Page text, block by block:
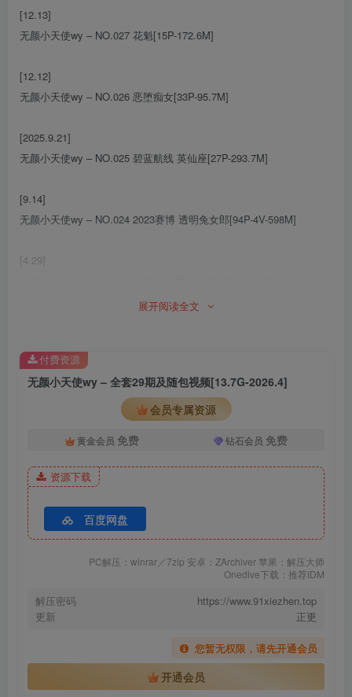
[12.13]
无颜小天使wy – NO.027 花魁[15P-172.6M]
[12.12]
无颜小天使wy – NO.026 恶堕痴女[33P-95.7M]
[2025.9.21]
无颜小天使wy – NO.025 碧蓝航线 英仙座[27P-293.7M]
[9.14]
无颜小天使wy – NO.024 2023赛博 透明兔女郎[94P-4V-598M]
[4.29]
[10.25更1]
无颜小天使wy – NO.021 开胸内衣私房[20P-86.8M]
[10.23更1]
无颜小天使wy – NO.020 OL今天的颜颜也不想加班 [75P+6V／
1.64GB]
[7.29更1]
无颜小天使wy – NO.019 黑旗袍[11P-95M]
[2023.6.30更1]
无颜小天使wy – NO.018 绝影[55P-444.6M]
[12.16更1]
无颜小天使wy – NO.017 戏水竞泳[62P-390.2M]
展开阅读全文
无颜小天使wy – 全套29期及随包视频[13.7G-2026.4]
会员专属资源
黄金会员 免费 钻石会员 免费
资源下载
百度网盘
PC解压：winrar／7zip 安卓：ZArchiver 苹果：解压大师
Onedive下载：推荐IDM
解压密码
https://www.91xiezhen.top
更新
正更
您暂无权限，请先开通会员
开通会员
付费资源